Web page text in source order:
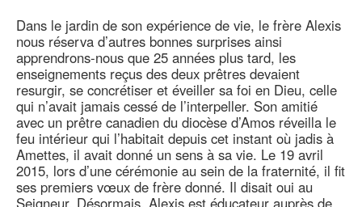
Dans le jardin de son expérience de vie, le frère Alexis
nous réserva d’autres bonnes surprises ainsi
apprendrons-nous que 25 années plus tard, les
enseignements reçus des deux prêtres devaient
resurgir, se concrétiser et éveiller sa foi en Dieu, celle
qui n’avait jamais cessé de l’interpeller. Son amitié
avec un prêtre canadien du diocèse d’Amos réveilla le
feu intérieur qui l’habitait depuis cet instant où jadis à
Amettes, il avait donné un sens à sa vie. Le 19 avril
2015, lors d’une cérémonie au sein de la fraternité, il fit
ses premiers vœux de frère donné. Il disait oui au
Seigneur. Désormais, Alexis est éducateur auprès de